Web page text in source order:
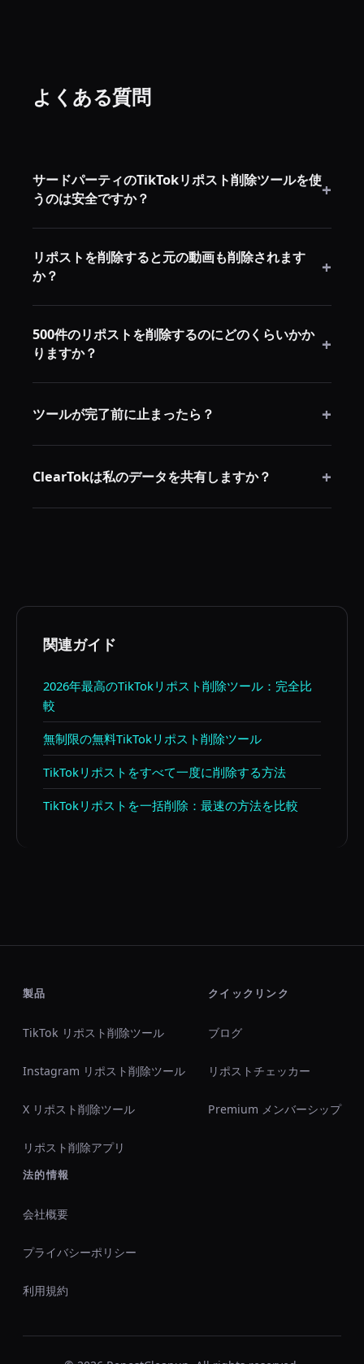
よくある質問
サードパーティのTikTokリポスト削除ツールを使
うのは安全ですか？
+
全です。ここに挙げたすべてのツールは既存のブラウ
ザセッションを通じて動作します——手動でリポスト
リポストを削除すると元の動画も削除されます
か？
+
す。リポストを削除するとプロフィールからの共有版
が削除されるだけで、元の動画には影響しません。
500件のリポストを削除するのにどのくらいかか
りますか？
+
完了します。速度はTikTokのレート制限（過負荷防止
ツールが完了前に止まったら？ +
新して再度ツールを実行するだけです——止まった場
ClearTokは私のデータを共有しますか？ +
関連ガイド
2026年最高のTikTokリポスト削除ツール：完全比
較
無制限の無料TikTokリポスト削除ツール
TikTokリポストをすべて一度に削除する方法
TikTokリポストを一括削除：最速の方法を比較
製品
TikTok リポスト削除ツール
Instagram リポスト削除ツール
X リポスト削除ツール
リポスト削除アプリ
クイックリンク
ブログ
リポストチェッカー
Premium メンバーシップ
法的情報
会社概要
プライバシーポリシー
利用規約